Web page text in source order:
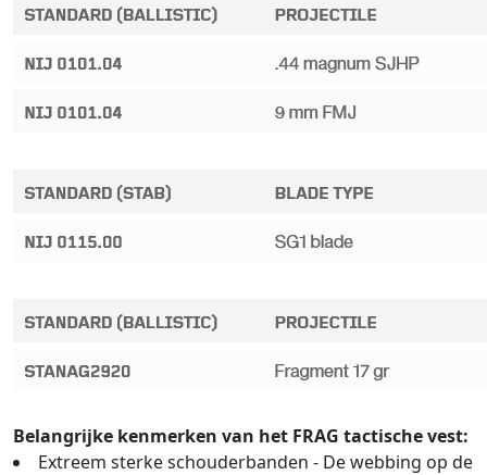
Belangrijke kenmerken van het FRAG tactische vest:
Extreem sterke schouderbanden - De webbing op de